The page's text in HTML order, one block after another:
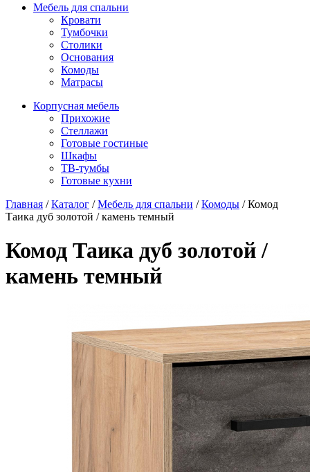
Мебель для спальни
Кровати
Тумбочки
Столики
Основания
Комоды
Матрасы
Корпусная мебель
Прихожие
Стеллажи
Готовые гостиные
Шкафы
ТВ-тумбы
Готовые кухни
Главная /Каталог /Мебель для спальни /Комоды /Комод
Таика дуб золотой / камень темный
Комод Таика дуб золотой /
камень темный